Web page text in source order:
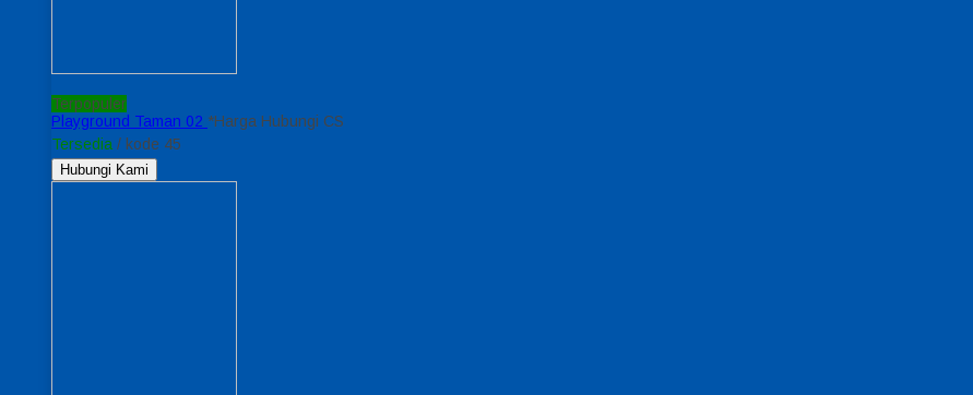
Terpopuler
Playground Taman 02 *Harga Hubungi CS
Tersedia / kode 45
Hubungi Kami